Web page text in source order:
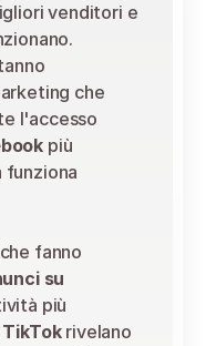
venditori e
che
l'accesso
più
funziona
fanno
su
più
rivelano